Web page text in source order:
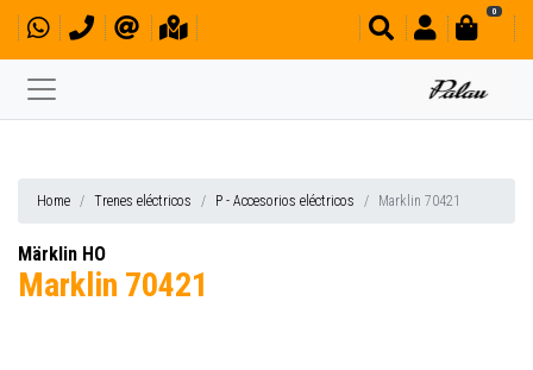
0
Home Trenes eléctricos P - Accesorios eléctricos Marklin 70421
Märklin HO
Marklin 70421